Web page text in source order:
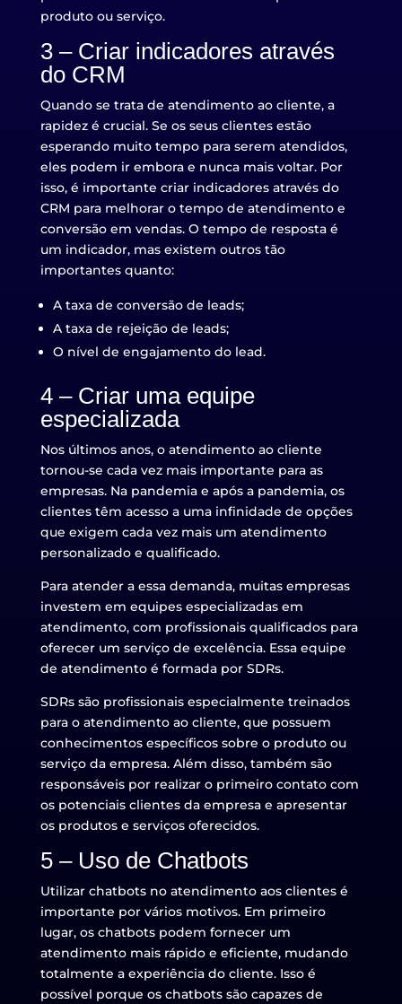
produto ou serviço.
3 – Criar indicadores através
do CRM
Quando se trata de atendimento ao cliente, a
rapidez é crucial. Se os seus clientes estão
esperando muito tempo para serem atendidos,
eles podem ir embora e nunca mais voltar. Por
isso, é importante criar indicadores através do
CRM para melhorar o tempo de atendimento e
conversão em vendas. O tempo de resposta é
um indicador, mas existem outros tão
importantes quanto:
A taxa de conversão de leads;
A taxa de rejeição de leads;
O nível de engajamento do lead.
4 – Criar uma equipe
especializada
Nos últimos anos, o atendimento ao cliente
tornou-se cada vez mais importante para as
empresas. Na pandemia e após a pandemia, os
clientes têm acesso a uma infinidade de opções
que exigem cada vez mais um atendimento
personalizado e qualificado.
Para atender a essa demanda, muitas empresas
investem em equipes especializadas em
atendimento, com profissionais qualificados para
oferecer um serviço de excelência. Essa equipe
de atendimento é formada por SDRs.
SDRs são profissionais especialmente treinados
para o atendimento ao cliente, que possuem
conhecimentos específicos sobre o produto ou
serviço da empresa. Além disso, também são
responsáveis por realizar o primeiro contato com
os potenciais clientes da empresa e apresentar
os produtos e serviços oferecidos.
5 – Uso de Chatbots
Utilizar chatbots no atendimento aos clientes é
importante por vários motivos. Em primeiro
lugar, os chatbots podem fornecer um
atendimento mais rápido e eficiente, mudando
totalmente a experiência do cliente. Isso é
possível porque os chatbots são capazes de